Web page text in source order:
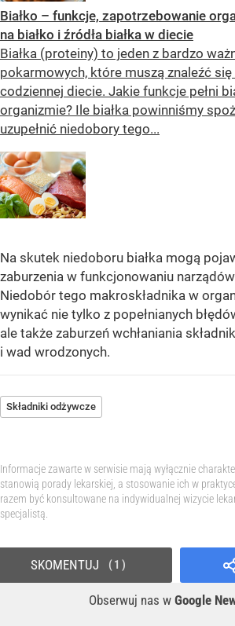
Białko – funkcje, zapotrzebowanie
na białko i źródła białka w diecie
Białka (proteiny) to jeden z bardzo
pokarmowych, które muszą znaleźć się
codziennej diecie. Jakie funkcje pełni
organizmie? Ile białka powinniśmy
uzupełnić niedobory tego...
Na skutek niedoboru białka mogą
zaburzenia w funkcjonowaniu narządów
Niedobór tego makroskładnika w
wynikać nie tylko z popełnianych
ale także zaburzeń wchłaniania
i wad wrodzonych.
Składniki odżywcze
Informacje zawarte w serwisie mają wyłącznie
stanowią porady lekarskiej, a stosowanie ich w
razem być konsultowane na indywidualnej wizycie
specjalistą.
Obserwuj nas w Google
SKOMENTUJ 1